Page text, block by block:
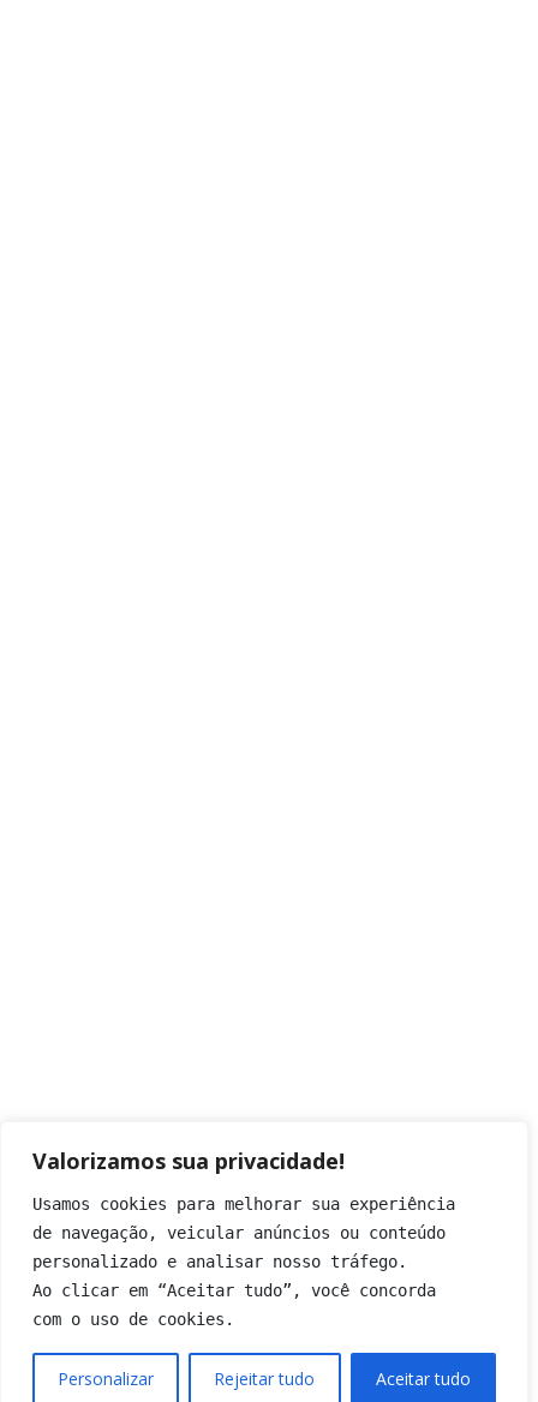
Valorizamos sua privacidade!
Usamos cookies para melhorar sua experiência
de navegação, veicular anúncios ou conteúdo
personalizado e analisar nosso tráfego.
Ao clicar em “Aceitar tudo”, você concorda
com o uso de cookies.
Personalizar Rejeitar tudo Aceitar tudo